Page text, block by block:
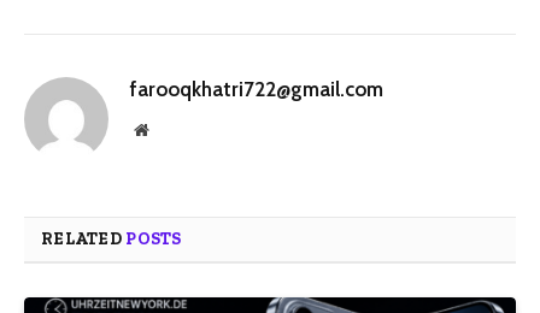
farooqkhatri722@gmail.com
Website
RELATED POSTS